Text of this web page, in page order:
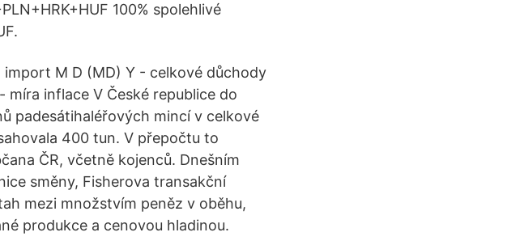
100% spolehlivé
M D (MD) Y - celkové důchody
inflace V České republice do
padesátihaléřových mincí v celkové
400 tun. V přepočtu to
ČR, včetně kojenců. Dnešním
směny, Fisherova transakční
mezi množstvím peněz v oběhu,
produkce a cenovou hladinou.